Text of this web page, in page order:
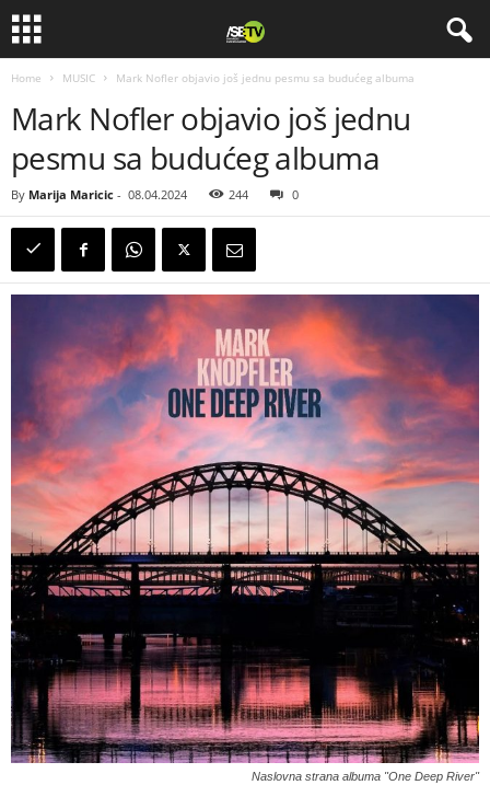
Home MUSIC Mark Nofler objavio još jednu pesmu sa budućeg albuma
Mark Nofler objavio još jednu
pesmu sa budućeg albuma
By Marija Maricic - 08.04.2024 244 0
Naslovna strana albuma "One Deep River"